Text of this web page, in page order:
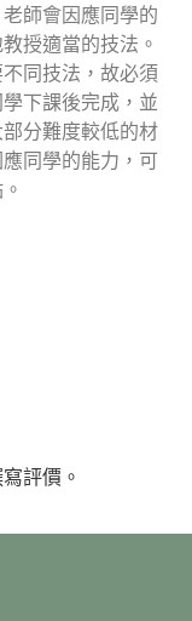
師會因應同學的
授適當的技法。
同技法，故必須
下課後完成，並
分難度較低的材
同學的能力，可
評價。